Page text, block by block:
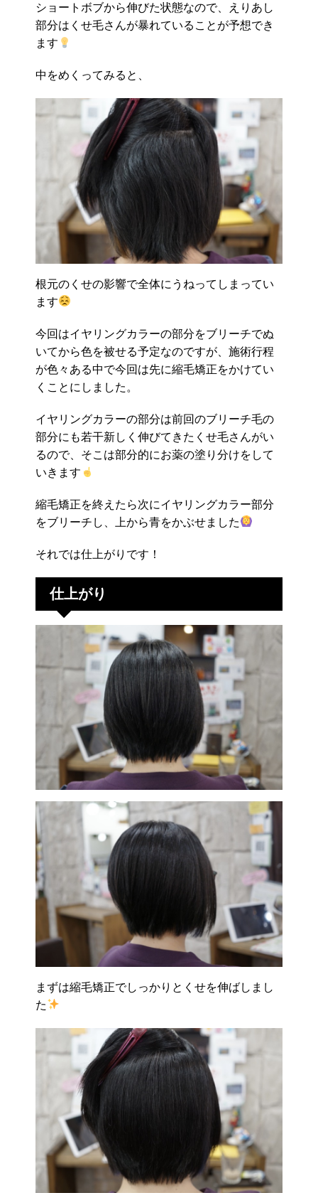
ショートボブから伸びた状態なので、えりあし
部分はくせ毛さんが暴れていることが予想でき
ます
中をめくってみると、
根元のくせの影響で全体にうねってしまってい
ます
今回はイヤリングカラーの部分をブリーチでぬ
いてから色を被せる予定なのですが、施術行程
が色々ある中で今回は先に縮毛矯正をかけてい
くことにしました。
イヤリングカラーの部分は前回のブリーチ毛の
部分にも若干新しく伸びてきたくせ毛さんがい
るので、そこは部分的にお薬の塗り分けをして
いきます
縮毛矯正を終えたら次にイヤリングカラー部分
をブリーチし、上から青をかぶせました
それでは仕上がりです！
仕上がり
まずは縮毛矯正でしっかりとくせを伸ばしまし
た